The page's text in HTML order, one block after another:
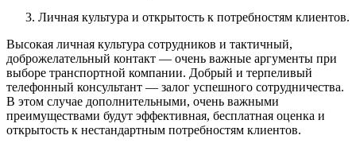
Личная культура и открытость к потребностям клиентов.
Высокая личная культура сотрудников и тактичный,
доброжелательный контакт — очень важные аргументы при
выборе транспортной компании. Добрый и терпеливый
телефонный консультант — залог успешного сотрудничества.
В этом случае дополнительными, очень важными
преимуществами будут эффективная, бесплатная оценка и
открытость к нестандартным потребностям клиентов.